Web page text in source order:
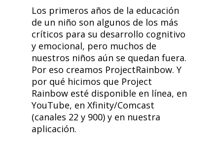
Los primeros años de la educación
de un niño son algunos de los más
críticos para su desarrollo cognitivo
y emocional, pero muchos de
nuestros niños aún se quedan fuera.
Por eso creamos ProjectRainbow. Y
por qué hicimos que Project
Rainbow esté disponible en línea, en
YouTube, en Xfinity/Comcast
(canales 22 y 900) y en nuestra
aplicación.